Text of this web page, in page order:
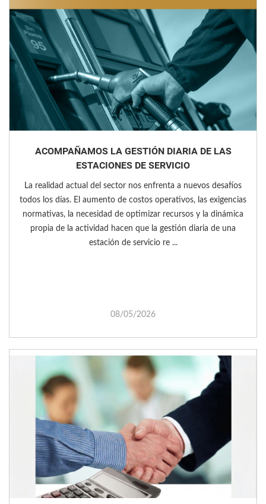
ACOMPAÑAMOS LA GESTIÓN DIARIA DE LAS
ESTACIONES DE SERVICIO
La realidad actual del sector nos enfrenta a nuevos desafíos
todos los días. El aumento de costos operativos, las exigencias
normativas, la necesidad de optimizar recursos y la dinámica
propia de la actividad hacen que la gestión diaria de una
estación de servicio re ...
08/05/2026